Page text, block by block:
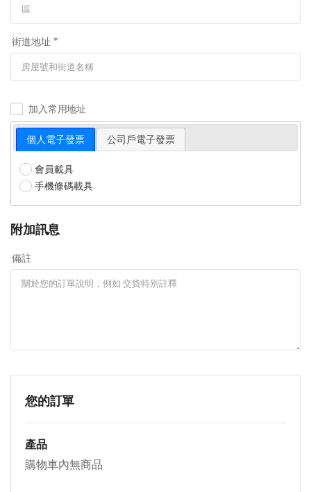
街道地址 *
加入常用地址
個人電子發票 公司戶電子發票
會員載具
手機條碼載具
附加訊息
備註
您的訂單
產品
購物車內無商品